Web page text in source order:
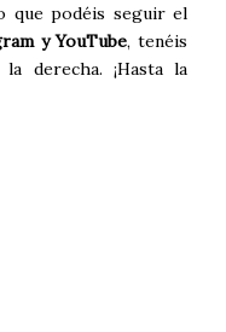
que podéis seguir el
y YouTube, tenéis
derecha. ¡Hasta la